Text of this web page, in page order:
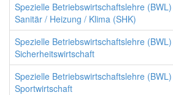
Spezielle Betriebswirtschaftslehre
Sanitär / Heizung / Klima (SHK)
Spezielle Betriebswirtschaftslehre
Sicherheitswirtschaft
Spezielle Betriebswirtschaftslehre
Sportwirtschaft